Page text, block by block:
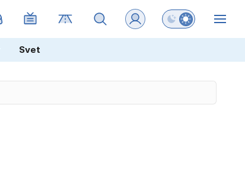
Preklopi barvni
Svet